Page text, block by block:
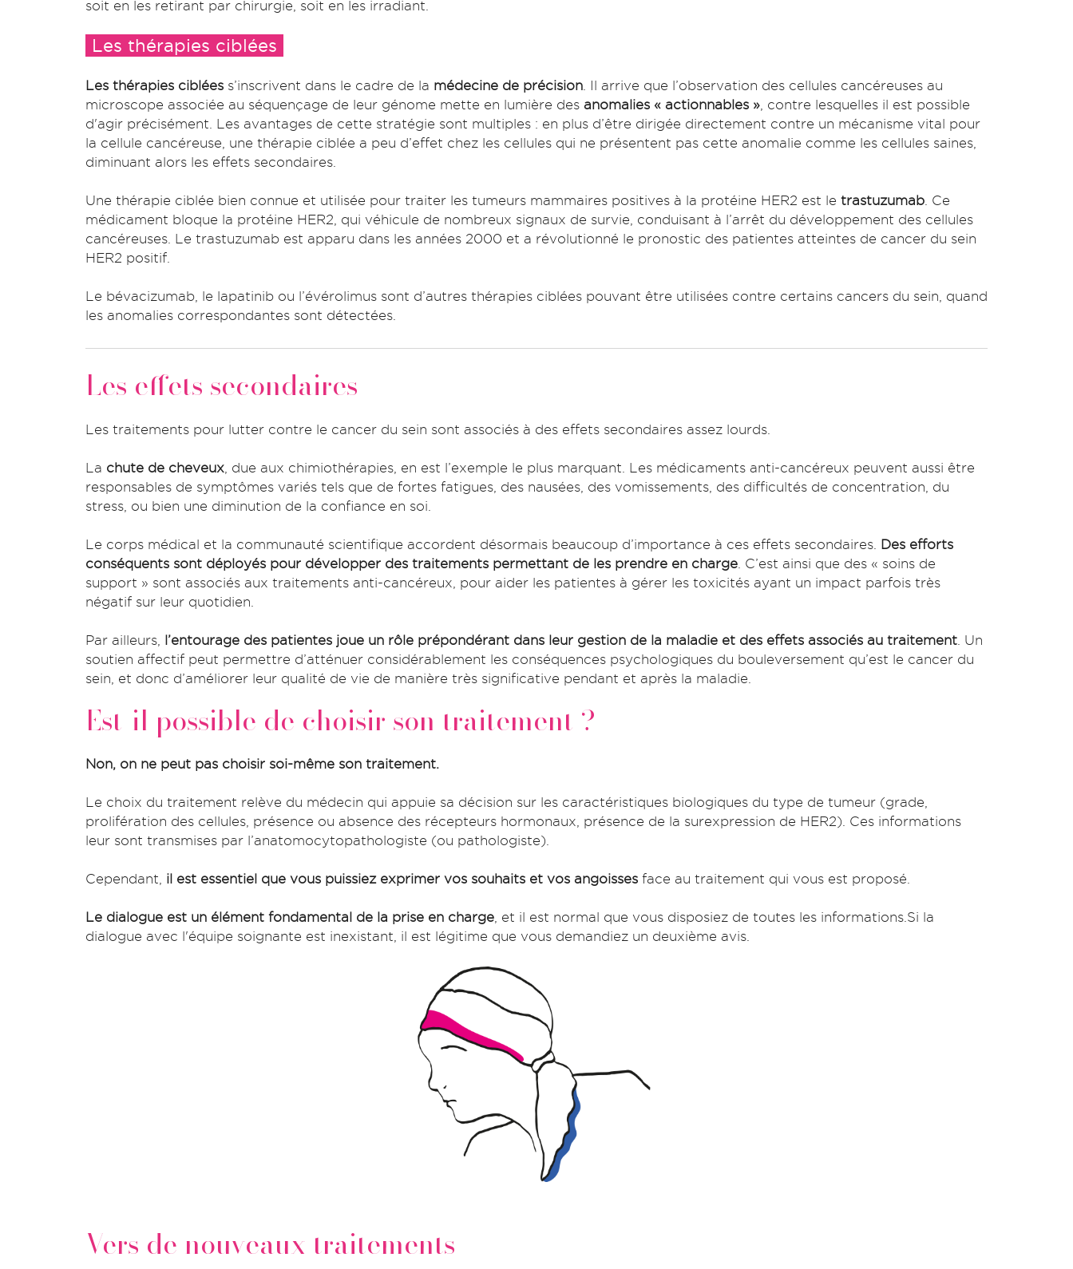
soit en les retirant par chirurgie, soit en les irradiant.
Les thérapies ciblées
Les thérapies ciblées s’inscrivent dans le cadre de la médecine de précision . Il arrive que l’observation des cellules cancéreuses au
microscope associée au séquençage de leur génome mette en lumière des anomalies « actionnables » , contre lesquelles il est possible
d'agir précisément. Les avantages de cette stratégie sont multiples : en plus d’être dirigée directement contre un mécanisme vital pour
la cellule cancéreuse, une thérapie ciblée a peu d’effet chez les cellules qui ne présentent pas cette anomalie comme les cellules saines,
diminuant alors les effets secondaires.
Une thérapie ciblée bien connue et utilisée pour traiter les tumeurs mammaires positives à la protéine HER2 est le trastuzumab . Ce
médicament bloque la protéine HER2, qui véhicule de nombreux signaux de survie, conduisant à l’arrêt du développement des cellules
cancéreuses. Le trastuzumab est apparu dans les années 2000 et a révolutionné le pronostic des patientes atteintes de cancer du sein
HER2 positif.
Le bévacizumab, le lapatinib ou l’évérolimus sont d’autres thérapies ciblées pouvant être utilisées contre certains cancers du sein, quand
les anomalies correspondantes sont détectées.
Les effets secondaires
Les traitements pour lutter contre le cancer du sein sont associés à des effets secondaires assez lourds.
La chute de cheveux , due aux chimiothérapies, en est l’exemple le plus marquant. Les médicaments anti-cancéreux peuvent aussi être
responsables de symptômes variés tels que de fortes fatigues, des nausées, des vomissements, des difficultés de concentration, du
stress, ou bien une diminution de la confiance en soi.
Le corps médical et la communauté scientifique accordent désormais beaucoup d’importance à ces effets secondaires.
Des efforts
conséquents sont déployés pour développer des traitements permettant de les prendre en charge . C’est ainsi que des « soins de
support » sont associés aux traitements anti-cancéreux, pour aider les patientes à gérer les toxicités ayant un impact parfois très
négatif sur leur quotidien.
Par ailleurs, l’entourage des patientes joue un rôle prépondérant dans leur gestion de la maladie et des effets associés au traitement . Un
soutien affectif peut permettre d’atténuer considérablement les conséquences psychologiques du bouleversement qu’est le cancer du
sein, et donc d’améliorer leur qualité de vie de manière très significative pendant et après la maladie.
Est-il possible de choisir son traitement ?
Non, on ne peut pas choisir soi-même son traitement.
Le choix du traitement relève du médecin qui appuie sa décision sur les caractéristiques biologiques du type de tumeur (grade,
prolifération des cellules, présence ou absence des récepteurs hormonaux, présence de la surexpression de HER2). Ces informations
leur sont transmises par l’anatomocytopathologiste (ou pathologiste).
Cependant, il est essentiel que vous puissiez exprimer vos souhaits et vos angoisses face au traitement qui vous est proposé.
Le dialogue est un élément fondamental de la prise en charge , et il est normal que vous disposiez de toutes les informations.Si la
dialogue avec l'équipe soignante est inexistant, il est légitime que vous demandiez un deuxième avis.
Vers de nouveaux traitements